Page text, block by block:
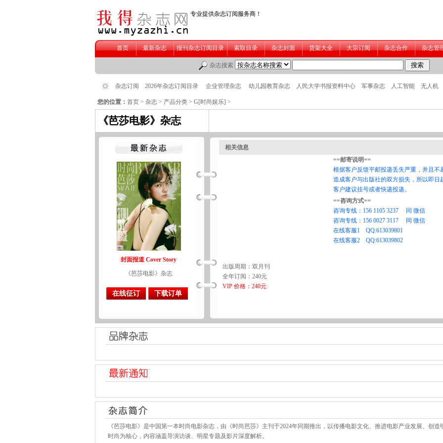
您的位置： 首页 > 杂志 > 产品分类 > G[时尚娱乐] >
《芭莎电影》杂志
封面报道 Cover Story
《芭莎电影》杂志
在线征订 下载订单
相关信息
出版周期：双月刊
全年订阅：240元
VIP 价格：240元
《芭莎电影》是中国第一本时尚电影杂志，由《时尚芭莎》主刊于2024年同期推出，以传播电影文化、推进电影产业发展、创造
时尚为核心，内容涵盖导演访谈、明星专题及影片深度解析。